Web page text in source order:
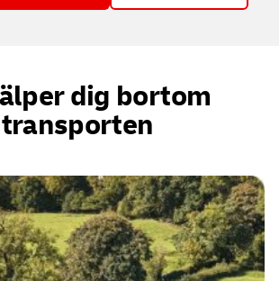
dig bortom
transporten